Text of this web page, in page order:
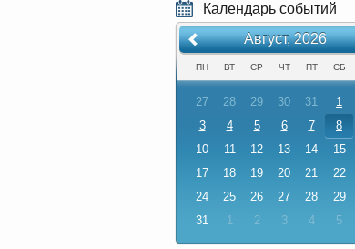
Календарь событий
Август, 2026
ПН ВТ СР ЧТ ПТ СБ
27 28 29 30 31 1
3
4 5 6 7 8
10
11 12 13 14 15
17
18 19 20 21 22
24
25 26 27 28 29
31
1 2 3 4 5